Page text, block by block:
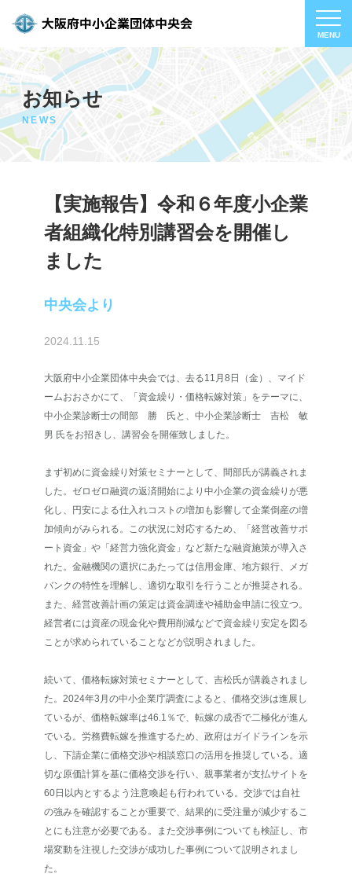
お知らせ
NEWS
【実施報告】令和６年度小企業
者組織化特別講習会を開催し
ました
中央会より
2024.11.15
大阪府中小企業団体中央会では、去る11月8日（金）、マイド
ームおおさかにて、「資金繰り・価格転嫁対策」をテーマに、
中小企業診断士の間部 勝 氏と、中小企業診断士 吉松 敏
男 氏をお招きし、講習会を開催致しました。
まず初めに資金繰り対策セミナーとして、間部氏が講義されま
した。ゼロゼロ融資の返済開始により中小企業の資金繰りが悪
化し、円安による仕入れコストの増加も影響して企業倒産の増
加傾向がみられる。この状況に対応するため、「経営改善サポ
ート資金」や「経営力強化資金」など新たな融資施策が導入さ
れた。金融機関の選択にあたっては信用金庫、地方銀行、メガ
バンクの特性を理解し、適切な取引を行うことが推奨される。
また、経営改善計画の策定は資金調達や補助金申請に役立つ。
経営者には資産の現金化や費用削減などで資金繰り安定を図る
ことが求められていることなどが説明されました。
続いて、価格転嫁対策セミナーとして、吉松氏が講義されまし
た。2024年3月の中小企業庁調査によると、価格交渉は進展し
ているが、価格転嫁率は46.1％で、転嫁の成否で二極化が進ん
でいる。労務費転嫁を推進するため、政府はガイドラインを示
し、下請企業に価格交渉や相談窓口の活用を推奨している。適
切な原価計算を基に価格交渉を行い、親事業者が支払サイトを
60日以内とするよう注意喚起も行われている。交渉では自社
の強みを確認することが重要で、結果的に受注量が減少するこ
とにも注意が必要である。また交渉事例についても検証し、市
場変動を注視した交渉が成功した事例について説明されまし
た。